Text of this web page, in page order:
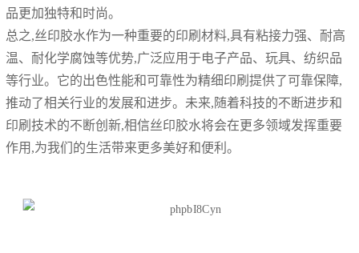
品更加独特和时尚。
总之,丝印胶水作为一种重要的印刷材料,具有粘接力强、耐高
温、耐化学腐蚀等优势,广泛应用于电子产品、玩具、纺织品
等行业。它的出色性能和可靠性为精细印刷提供了可靠保障,
推动了相关行业的发展和进步。未来,随着科技的不断进步和
印刷技术的不断创新,相信丝印胶水将会在更多领域发挥重要
作用,为我们的生活带来更多美好和便利。